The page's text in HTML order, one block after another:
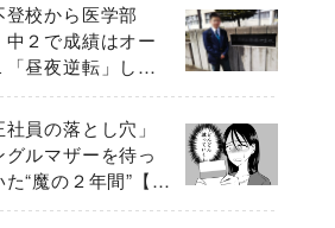
登校から医学部
中２で成績はオー
「昼夜逆転」した
子を”夜遊び”に連れ
た母の気づき
社員の落とし穴」
グルマザーを待っ
た“魔の２年間”【後